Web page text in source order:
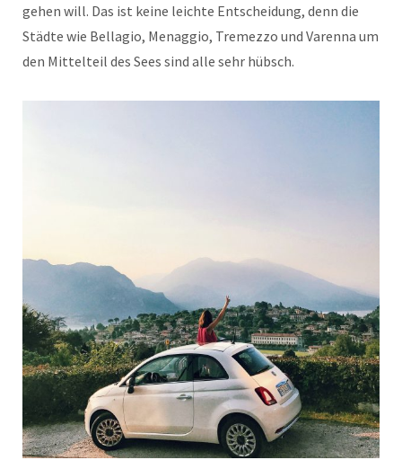
gehen will. Das ist keine leichte Entscheidung, denn die
Städte wie Bellagio, Menaggio, Tremezzo und Varenna um
den Mittelteil des Sees sind alle sehr hübsch.